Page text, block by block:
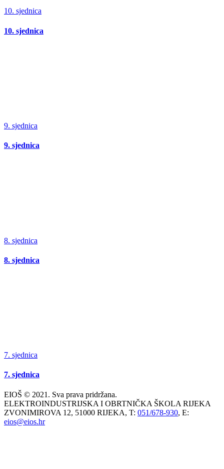
10. sjednica
10. sjednica
9. sjednica
9. sjednica
8. sjednica
8. sjednica
7. sjednica
7. sjednica
EIOŠ © 2021. Sva prava pridržana.
ELEKTROINDUSTRIJSKA I OBRTNIČKA ŠKOLA RIJEKA
ZVONIMIROVA 12, 51000 RIJEKA, T: 051/678-930, E:
eios@eios.hr